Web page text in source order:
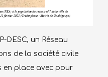
DESC, un Réseau
de la société civile
en place avec pour